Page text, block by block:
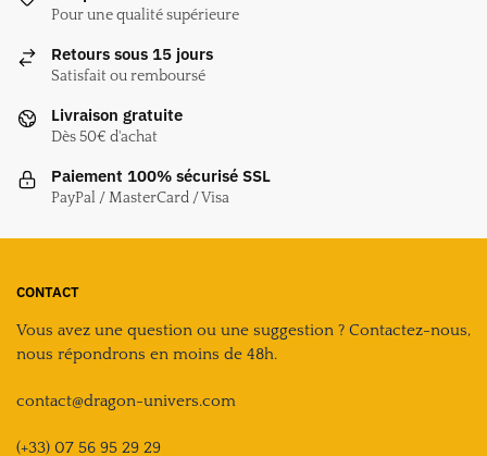
Pour une qualité supérieure
Retours sous 15 jours
Satisfait ou remboursé
Livraison gratuite
Dès 50€ d'achat
Paiement 100% sécurisé SSL
PayPal / MasterCard / Visa
CONTACT
Vous avez une question ou une suggestion ? Contactez-nous,
nous répondrons en moins de 48h.
contact@dragon-univers.com
(+33) 07 56 95 29 29